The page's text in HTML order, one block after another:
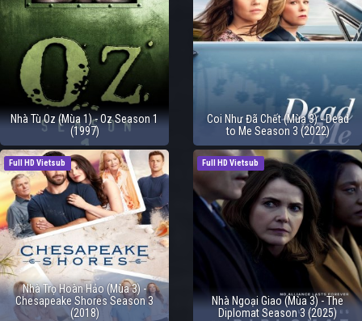
Nhà Tù Oz (Mùa 1) - Oz Season 1
(1997)
Coi Như Đã Chết (Mùa 3) - Dead
to Me Season 3 (2022)
Full HD Vietsub
Nhà Trọ Hoàn Hảo (Mùa 3) -
Chesapeake Shores Season 3
(2018)
Full HD Vietsub
Nhà Ngoại Giao (Mùa 3) - The
Diplomat Season 3 (2025)